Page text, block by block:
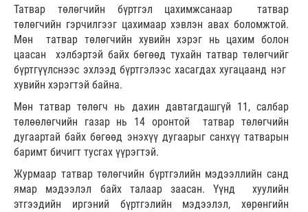
Татвар төлөгчийн бүртгэл цахимжсанаар татвар
төлөгчийн гэрчилгээг цахимаар хэвлэн авах боломжтой.
Мөн татвар төлөгчийн хувийн хэрэг нь цахим болон
цаасан хэлбэртэй байх бөгөөд тухайн татвар төлөгчийг
бүртгүүлснээс эхлээд бүртгэлээс хасагдах хугацаанд нэг
хувийн хэрэгтэй байна.
Мөн татвар төлөгч нь дахин давтагдашгүй 11, салбар
төлөөлөгчийн газар нь 14 оронтой татвар төлөгчийн
дугаартай байх бөгөөд энэхүү дугаарыг санхүү татварын
баримт бичигт тусгах үүрэгтэй.
Журмаар татвар төлөгчийн бүртгэлийн мэдээллийн санд
ямар мэдээлэл байх талаар заасан. Үүнд хуулийн
этгээдийн иргэний бүртгэлийн мэдээлэл, хөрөнгийн